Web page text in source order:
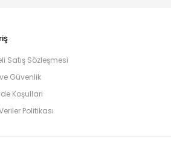
Satış Sözleşmesi
Güvenlik
Koşullari
Politikası